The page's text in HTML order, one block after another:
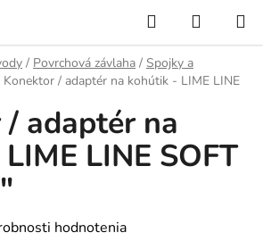
Hľadať
KOŠÍK
/ Povrchová závlaha / Spojky a
Konektor / adaptér na kohútik - LIME LINE
adaptér na
LINE SOFT
hodnotenia